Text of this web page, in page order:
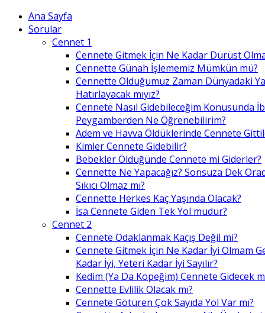
Ana Sayfa
Sorular
Cennet 1
Cennete Gitmek İçin Ne Kadar Dürüst
Cennette Günah İşlememiz Mümkün mü?
Cennette Olduğumuz Zaman Dünyadaki
Hatırlayacak mıyız?
Cennete Nasıl Gidebileceğim Konusunda
Peygamberden Ne Öğrenebilirim?
Adem ve Havva Öldüklerinde Cennete
Kimler Cennete Gidebilir?
Bebekler Öldüğünde Cennete mi Giderler?
Cennette Ne Yapacağız? Sonsuza Dek
Sıkıcı Olmaz mı?
Cennette Herkes Kaç Yaşında Olacak?
İsa Cennete Giden Tek Yol mudur?
Cennet 2
Cennete Odaklanmak Kaçış Değil mi?
Cennete Gitmek İçin Ne Kadar İyi Olmam
Kadar İyi, Yeteri Kadar İyi Sayılır?
Kedim (Ya Da Köpeğim) Cennete Gidecek
Cennette Evlilik Olacak mı?
Cennete Götüren Çok Sayıda Yol Var mı?